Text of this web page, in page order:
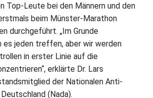
Top-Leute bei den Männern und den
beim Münster-Marathon
durchgeführt. „Im Grunde
es jeden treffen, aber wir werden
in erster Linie auf die
erklärte Dr. Lars
der Nationalen Anti-
(Nada).